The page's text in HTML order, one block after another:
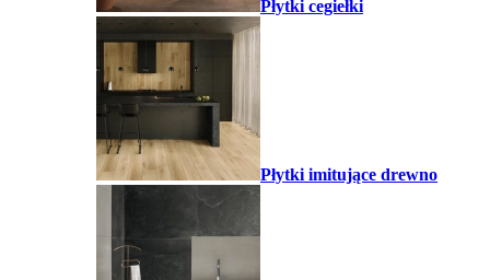
Płytki cegiełki
Płytki imitujące drewno